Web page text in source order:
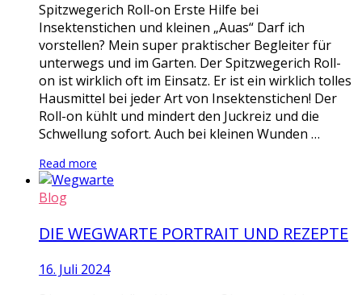
Spitzwegerich Roll-on Erste Hilfe bei
Insektenstichen und kleinen „Auas“ Darf ich
vorstellen? Mein super praktischer Begleiter für
unterwegs und im Garten. Der Spitzwegerich Roll-
on ist wirklich oft im Einsatz. Er ist ein wirklich tolles
Hausmittel bei jeder Art von Insektenstichen! Der
Roll-on kühlt und mindert den Juckreiz und die
Schwellung sofort. Auch bei kleinen Wunden …
Read more
Blog
DIE WEGWARTE PORTRAIT UND REZEPTE
16. Juli 2024